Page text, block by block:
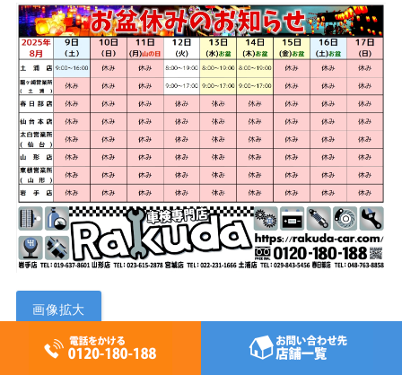
画像拡大
平素はご愛顧賜り、誠にありがとうございます。